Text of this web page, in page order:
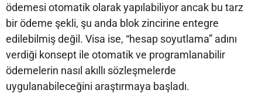
ödemesi otomatik olarak yapılabiliyor ancak bu tarz
bir ödeme şekli, şu anda blok zincirine entegre
edilebilmiş değil. Visa ise, “hesap soyutlama” adını
verdiği konsept ile otomatik ve programlanabilir
ödemelerin nasıl akıllı sözleşmelerde
uygulanabileceğini araştırmaya başladı.